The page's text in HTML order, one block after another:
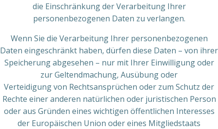
die Einschränkung der Verarbeitung Ihrer
personenbezogenen Daten zu verlangen.
Wenn Sie die Verarbeitung Ihrer personenbezogenen
Daten eingeschränkt haben, dürfen diese Daten – von ihrer
Speicherung abgesehen – nur mit Ihrer Einwilligung oder
zur Geltendmachung, Ausübung oder
Verteidigung von Rechtsansprüchen oder zum Schutz der
Rechte einer anderen natürlichen oder juristischen Person
oder aus Gründen eines wichtigen öffentlichen Interesses
der Europäischen Union oder eines Mitgliedstaats